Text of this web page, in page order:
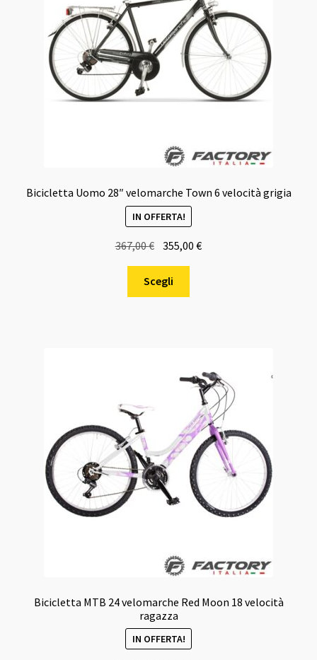
Bicicletta Uomo 28″ velomarche Town 6 velocità grigia
IN OFFERTA!
367,00€
originale
era:
355,00€Il
Scegli
opzioni
possono
essere
scelte
nella
pagina
del
prodotto
Bicicletta MTB 24 velomarche Red Moon 18 velocità
ragazza
IN OFFERTA!